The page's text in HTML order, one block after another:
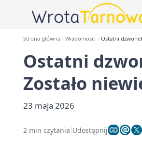
Strona główna Wiadomości Ostatni
Ostatni
Zostało
23 maja 2026
2 min czytania Udostępnij